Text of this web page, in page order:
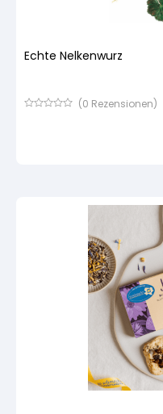
Echte Nelkenwurz
(0 Rezensionen)